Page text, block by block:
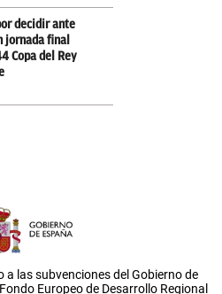
decidir ante
jornada final
Copa del Rey
a las subvenciones del Gobierno de
Europeo de Desarrollo Regional